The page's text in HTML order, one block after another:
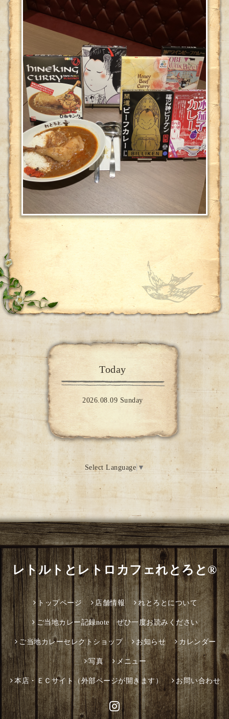
Today
2026.08.09 Sunday
Select Language ▼
レトルトとレトロカフェれとろと®
トップページ 店舗情報 れとろとについて
ご当地カレー記録note ぜひ一度お読みください
ご当地カレーセレクトショップ お知らせ カレンダー
写真 メニュー
本店・ＥＣサイト（外部ページが開きます） お問い合わせ